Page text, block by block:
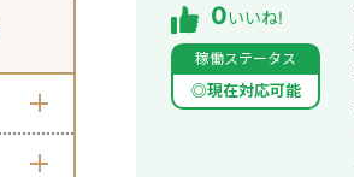
0いいね!
稼働ステータス
◎現在対応可能